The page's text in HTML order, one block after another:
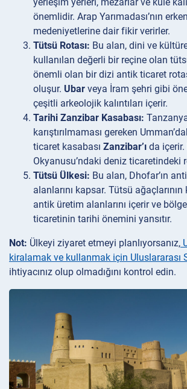
önemlidir. Arap Yarımadası’nın
medeniyetlerine dair fikir verirler.
Tütsü Rotası: Bu alan, dini ve
kullanılan değerli bir reçine olan
önemli olan bir dizi antik ticaret
oluşur. Ubar veya İram şehri gibi
çeşitli arkeolojik kalıntıları içerir.
Tarihi Zanzibar Kasabası:
karıştırılmaması gereken
ticaret kasabası Zanzibar’ı da
Okyanusu’ndaki deniz ticaretindeki
Tütsü Ülkesi: Bu alan, Dhofar’ın
alanlarını kapsar. Tütsü ağaçlarının
antik üretim alanlarını içerir ve
ticaretinin tarihi önemini yansıtır.
Not: Ülkeyi ziyaret etmeyi planlıyorsanız,
kiralamak ve kullanmak için Uluslararası
ihtiyacınız olup olmadığını kontrol edin.